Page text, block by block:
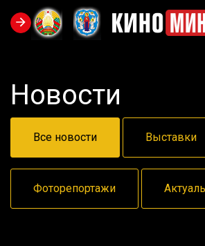
Новости
Все новости Выставки
Фоторепортажи